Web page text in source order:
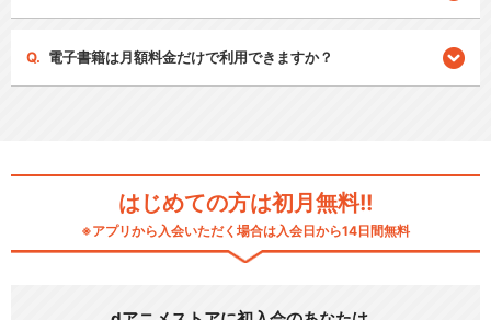
電子書籍は月額料金だけで利用できますか？
はじめての方は初月無料!!
※アプリから入会いただく場合は入会日から14日間無料